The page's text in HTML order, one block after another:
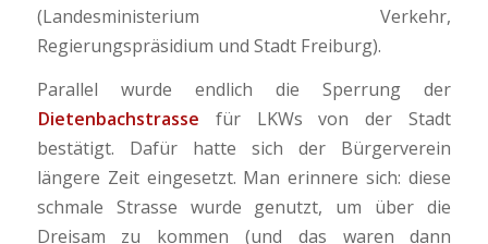
(Landesministerium Verkehr,
Regierungspräsidium und Stadt Freiburg).
Parallel wurde endlich die Sperrung der
Dietenbachstrasse für LKWs von der Stadt
bestätigt. Dafür hatte sich der Bürgerverein
längere Zeit eingesetzt. Man erinnere sich: diese
schmale Strasse wurde genutzt, um über die
Dreisam zu kommen (und das waren dann